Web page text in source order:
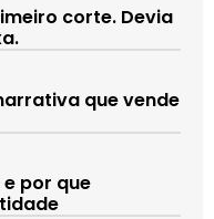
corte. Devia
que vende
por que